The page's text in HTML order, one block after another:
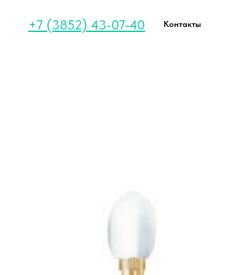
+7 (3852) 43-07-40 Контакты